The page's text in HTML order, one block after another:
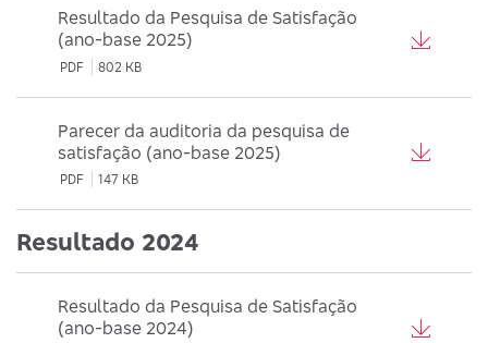
Resultado da Pesquisa de Satisfação
(ano-base 2025)
PDF 802 KB
Parecer da auditoria da pesquisa de
satisfação (ano-base 2025)
PDF 147 KB
Resultado 2024
Resultado da Pesquisa de Satisfação
(ano-base 2024)